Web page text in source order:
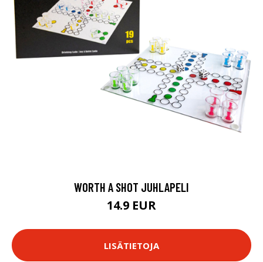
WORTH A SHOT JUHLAPELI
14.9 EUR
LISÄTIETOJA